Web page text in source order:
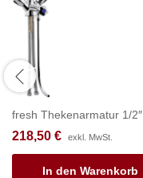
fresh Thekenarmatur 1/2″
218,50 € exkl. MwSt.
In den Warenkorb